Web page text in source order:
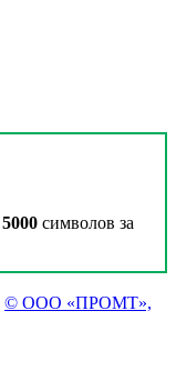
5000 символов за
© ООО «ПРОМТ»,